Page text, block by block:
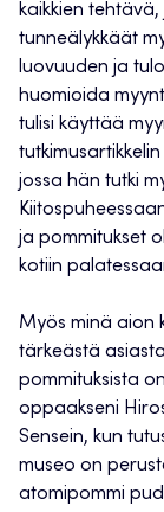
kaikkien
tunneälykkäät
luovuuden ja
huomioida
tulisi käyttää
jossa hän tutki
ja pommitukset
kotiin
Myös minä aion
tärkeästä
pommituksista
oppaakseni
Sensein, kun
museo on
atomipommi